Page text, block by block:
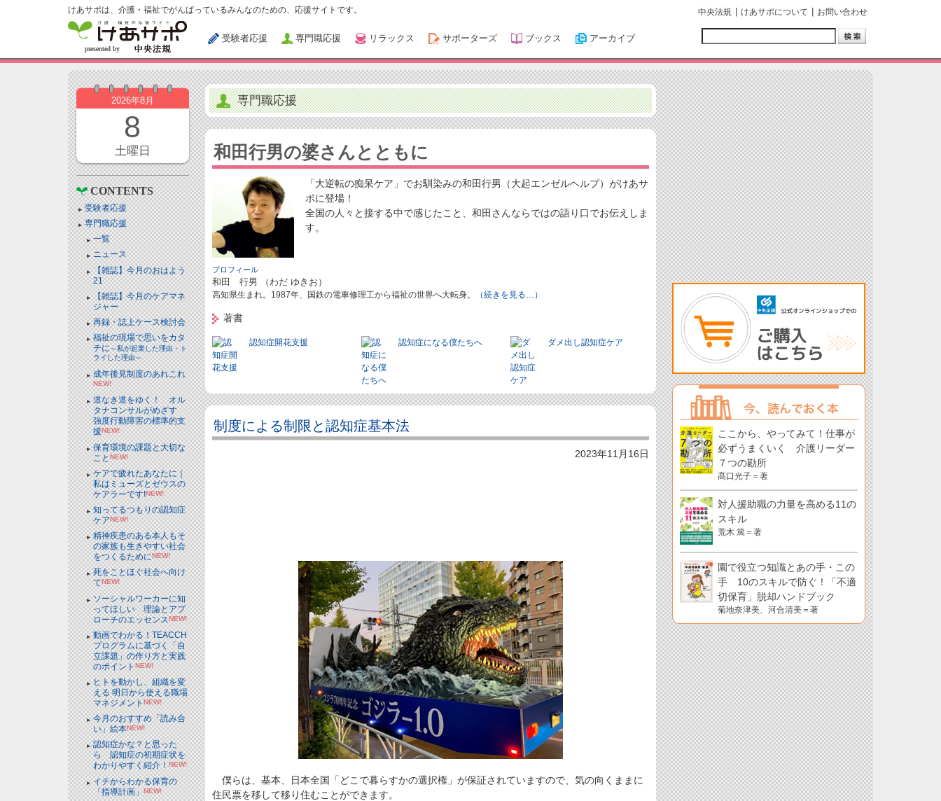
けあサポは、介護・福祉でがんばっているみんなのための、応援サイトです。
受験者応援 専門職応援 リラックス サポーターズ ブックス アーカイブ
中央法規 けあサポについて お問い合わせ
2026年8月
8
土曜日
CONTENTS
受験者応援
専門職応援
一覧
ニュース
【雑誌】今月のおはよう
21
【雑誌】今月のケアマネ
ジャー
再録・誌上ケース検討会
福祉の現場で思いをカタ
チに～私が起業した理由・ト
ライした理由～
成年後見制度のあれこれ
NEW!
道なき道をゆく！ オル
タナコンサルがめざす
強度行動障害の標準的支
援NEW!
保育環境の課題と大切な
ことNEW!
ケアで疲れたあなたに｜
私はミューズとゼウスの
ケアラーです!NEW!
知ってるつもりの認知症
ケアNEW!
精神疾患のある本人もそ
の家族も生きやすい社会
をつくるためにNEW!
死をことほぐ社会へ向け
てNEW!
ソーシャルワーカーに知
ってほしい 理論とアプ
ローチのエッセンスNEW!
動画でわかる！TEACCH
プログラムに基づく「自
立課題」の作り方と実践
のポイントNEW!
ヒトを動かし、組織を変
える 明日から使える職場
マネジメントNEW!
今月のおすすめ「読み合
い」絵本NEW!
認知症かな？と思った
ら 認知症の初期症状を
わかりやすく紹介！NEW!
イチからわかる保育の
「指導計画」NEW!
専門職応援
和田行男の婆さんとともに
「大逆転の痴呆ケア」でお馴染みの和田行男（大起エンゼルヘルプ）がけあサ
ポに登場！
全国の人々と接する中で感じたこと、和田さんならではの語り口でお伝えしま
す。
プロフィール
和田 行男 （わだ ゆきお）
高知県生まれ。1987年、国鉄の電車修理工から福祉の世界へ大転身。 （続きを見る…）
著書
認知症開花支援 認知症になる僕たちへ ダメ出し認知症ケア
制度による制限と認知症基本法
2023年11月16日
僕らは、基本、日本全国「どこで暮らすかの選択権」が保証されていますので、気の向くままに
住民票を移して移り住むことができます。
ここから、やってみて！仕事が
必ずうまくいく 介護リーダー
７つの勘所
髙口光子＝著
対人援助職の力量を高める11の
スキル
荒木 篤＝著
園で役立つ知識とあの手・この
手 10のスキルで防ぐ！「不適
切保育」脱却ハンドブック
菊地奈津美、河合清美＝著